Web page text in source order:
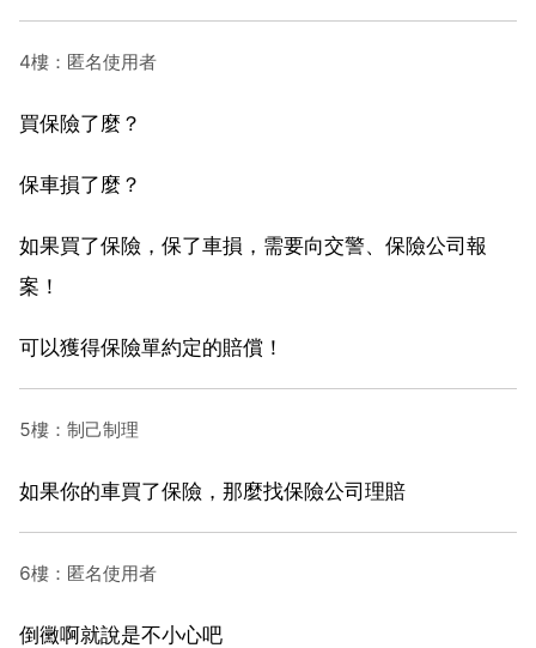
4樓：匿名使用者
買保險了麼？
保車損了麼？
如果買了保險，保了車損，需要向交警、保險公司報
案！
可以獲得保險單約定的賠償！
5樓：制己制理
如果你的車買了保險，那麼找保險公司理賠
6樓：匿名使用者
倒黴啊就說是不小心吧